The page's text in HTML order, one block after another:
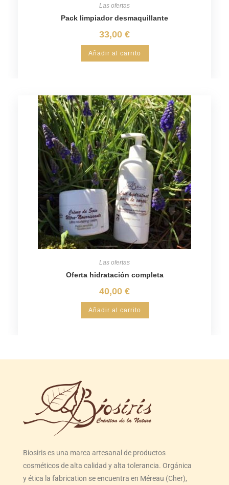
Las ofertas
Pack limpiador desmaquillante
33,00 €
Añadir al carrito
Las ofertas
Oferta hidratación completa
40,00 €
Añadir al carrito
Biosiris es una marca artesanal de productos
cosméticos de alta calidad y alta tolerancia. Orgánica
y ética la fabrication se encuentra en Méreau (Cher),